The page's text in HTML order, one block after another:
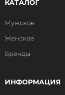
КАТАЛОГ
Мужское
Женское
Бренды
ИНФОРМАЦИЯ